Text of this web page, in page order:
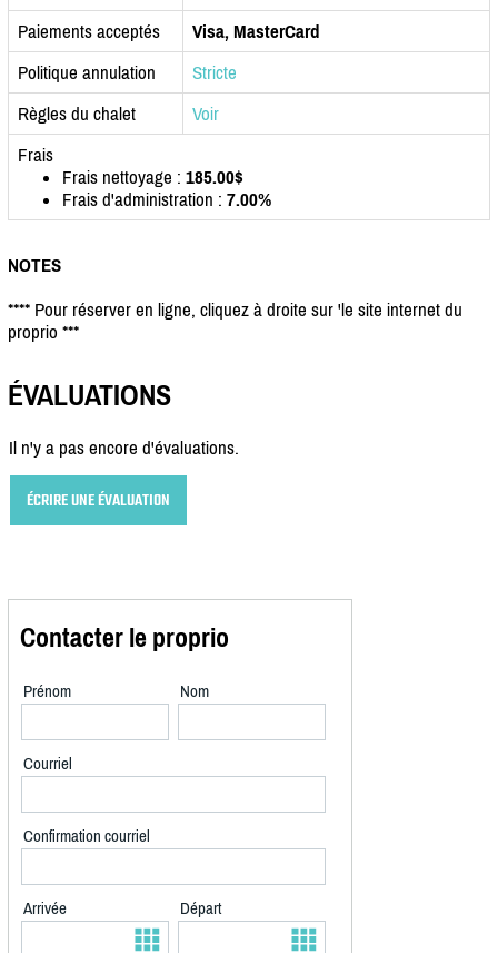
Paiements acceptés
Visa, MasterCard
Politique annulation
Stricte
Règles du chalet
Voir
Frais
Frais nettoyage : 185.00$
Frais d'administration : 7.00%
NOTES
**** Pour réserver en ligne, cliquez à droite sur 'le site internet du
proprio ***
ÉVALUATIONS
Il n'y a pas encore d'évaluations.
ÉCRIRE UNE ÉVALUATION
Contacter le proprio
Prénom Nom
Courriel
Confirmation courriel
Arrivée Départ